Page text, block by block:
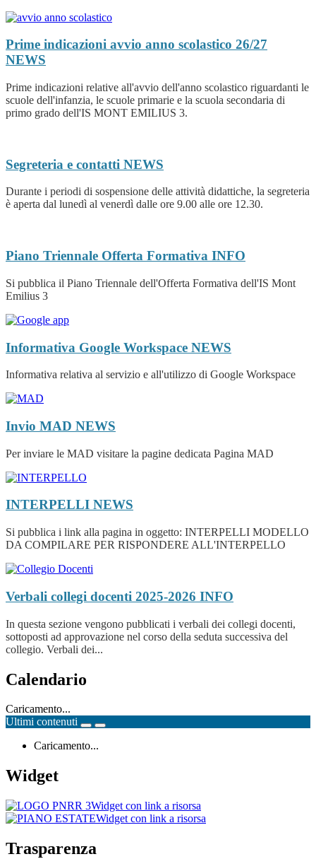
Prime indicazioni avvio anno scolastico 26/27
NEWS
Prime indicazioni relative all'avvio dell'anno scolastico riguardanti le
scuole dell'infanzia, le scuole primarie e la scuola secondaria di
primo grado dell'IS MONT EMILIUS 3.
Segreteria e contatti NEWS
Durante i periodi di sospensione delle attività didattiche, la segreteria
è aperta dal lunedì al venerdì dalle ore 9.00 alle ore 12.30.
Piano Triennale Offerta Formativa INFO
Si pubblica il Piano Triennale dell'Offerta Formativa dell'IS Mont
Emilius 3
Informativa Google Workspace NEWS
Informativa relativa al servizio e all'utilizzo di Google Workspace
Invio MAD NEWS
Per inviare le MAD visitare la pagine dedicata Pagina MAD
INTERPELLI NEWS
Si pubblica i link alla pagina in oggetto: INTERPELLI MODELLO
DA COMPILARE PER RISPONDERE ALL'INTERPELLO
Verbali collegi docenti 2025-2026 INFO
In questa sezione vengono pubblicati i verbali dei collegi docenti,
sottoposti ad approvazione nel corso della seduta successiva del
collegio. Verbali dei...
Calendario
Caricamento...
Ultimi contenuti
Caricamento...
Widget
Widget con link a risorsa
Widget con link a risorsa
Trasparenza